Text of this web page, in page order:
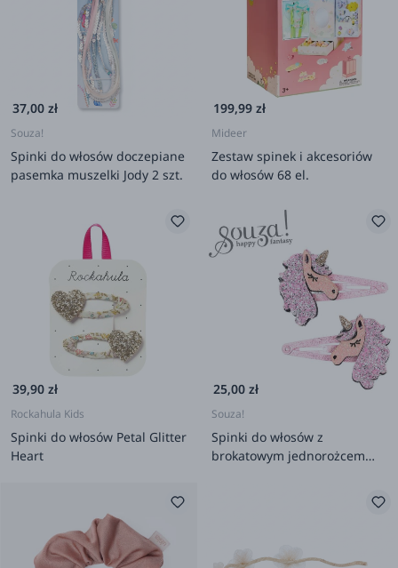
37,00 zł
Souza!
Spinki do włosów doczepiane
pasemka muszelki Jody 2 szt.
199,99 zł
Mideer
Zestaw spinek i akcesoriów
do włosów 68 el.
39,90 zł
Rockahula Kids
Spinki do włosów Petal Glitter
Heart
25,00 zł
Souza!
Spinki do włosów z
brokatowym jednorożcem